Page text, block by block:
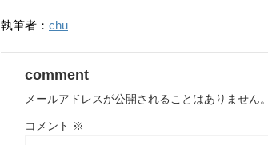
執筆者： chu
comment
メールアドレスが公開されることはありません。
コメント ※